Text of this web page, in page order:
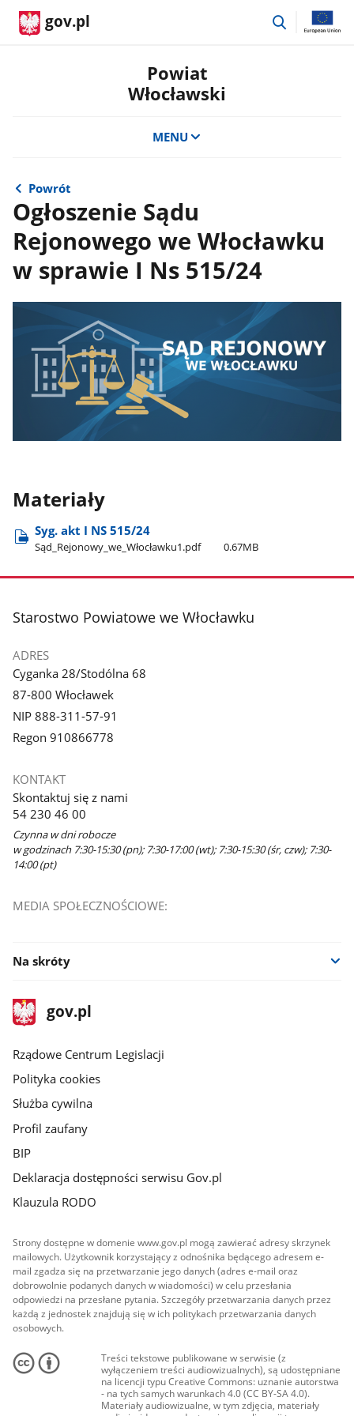
gov.pl
przejdź
Powiat
Włocławski
MENU
Powrót
Ogłoszenie Sądu
Rejonowego we Włocławku
w sprawie I Ns 515/24
Materiały
Syg. akt I NS 515/24
Sąd​_Rejonowy​_we​_Włocławku1.pdf 0.67MB
stopka
Starostwo Powiatowe we Włocławku
ADRES
Cyganka 28/Stodólna 68
87-800 Włocławek
NIP 888-311-57-91
Regon 910866778
KONTAKT
Skontaktuj się z nami
54 230 46 00
Czynna w dni robocze
w godzinach 7:30-15:30 (pn); 7:30-17:00 (wt); 7:30-15:30 (śr, czw); 7:30-
14:00 (pt)
MEDIA SPOŁECZNOŚCIOWE:
Na skróty
stopka
gov.plStrona
gov.pl
Rządowe Centrum Legislacji
Polityka cookies
Służba cywilna
Profil zaufany
BIP
Deklaracja dostępności serwisu Gov.pl
Klauzula RODO
Strony dostępne w domenie www.gov.pl mogą zawierać adresy skrzynek
mailowych. Użytkownik korzystający z odnośnika będącego adresem e-
mail zgadza się na przetwarzanie jego danych (adres e-mail oraz
dobrowolnie podanych danych w wiadomości) w celu przesłania
odpowiedzi na przesłane pytania. Szczegóły przetwarzania danych przez
każdą z jednostek znajdują się w ich politykach przetwarzania danych
osobowych.
Treści tekstowe publikowane w serwisie (z
wyłączeniem treści audiowizualnych), są udostępniane
na licencji typu Creative Commons: uznanie autorstwa
- na tych samych warunkach 4.0 (CC BY-SA 4.0).
Materiały audiowizualne, w tym zdjęcia, materiały